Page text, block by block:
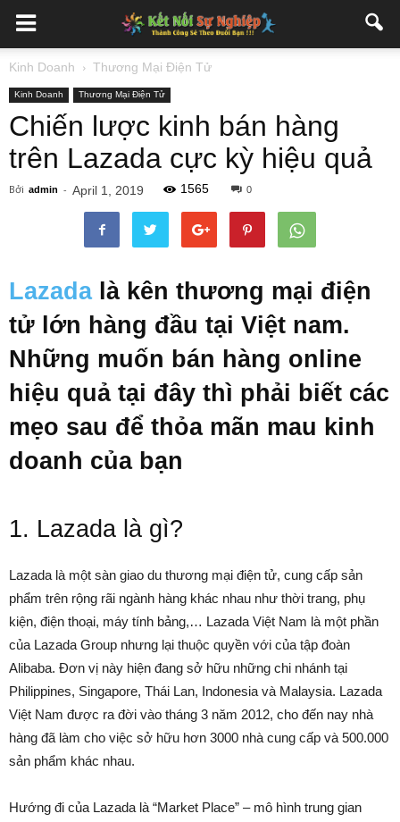
Kinh Doanh Thương Mại Điện Tử
Kinh Doanh Thương Mại Điện Tử
Chiến lược kinh bán hàng
trên Lazada cực kỳ hiệu quả
Bởi admin - April 1, 2019 1565 0
Lazadalà kên thương mại điện
tử lớn hàng đầu tại Việt nam.
Những muốn bán hàng online
hiệu quả tại đây thì phải biết các
mẹo sau để thỏa mãn mau kinh
doanh của bạn
1. Lazada là gì?
Lazada là một sàn giao du thương mại điện tử, cung cấp sản
phẩm trên rộng rãi ngành hàng khác nhau như thời trang, phụ
kiện, điện thoại, máy tính bảng,… Lazada Việt Nam là một phần
của Lazada Group nhưng lại thuộc quyền với của tập đoàn
Alibaba. Đơn vị này hiện đang sở hữu những chi nhánh tại
Philippines, Singapore, Thái Lan, Indonesia và Malaysia. Lazada
Việt Nam được ra đời vào tháng 3 năm 2012, cho đến nay nhà
hàng đã làm cho việc sở hữu hơn 3000 nhà cung cấp và 500.000
sản phẩm khác nhau.
Hướng đi của Lazada là “Market Place” – mô hình trung gian